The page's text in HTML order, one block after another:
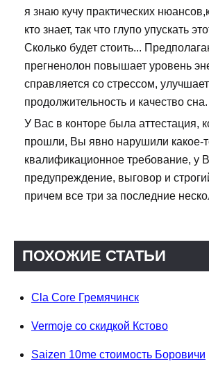
я знаю кучу практических
кто знает, так что глупо упускать
Сколько будет стоить...
прегненолон повышает уровень
справляется со стрессом, улучшает
продолжительность и качество сна.
У Вас в конторе была аттестация,
прошли, Вы явно нарушили какое-
квалификационное требование, у
предупреждение, выговор и
причем все три за последние
ПОХОЖИЕ СТАТЬИ
Cla Core Гремячинск
Vermoje со скидкой Кстово
Saizen 10me стоимость Боровичи